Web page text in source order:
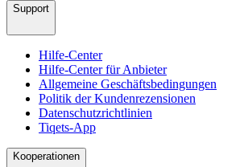
Support
Hilfe-Center
Hilfe-Center für Anbieter
Allgemeine Geschäftsbedingungen
Politik der Kundenrezensionen
Datenschutzrichtlinien
Tiqets-App
Kooperationen